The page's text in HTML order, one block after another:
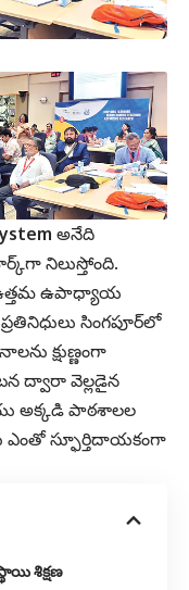
అనేది
నిలుస్తోంది.
ఉత్తమ ఉపాధ్యాయ
సింగపూర్‌లో
క్షుణ్ణంగా
ద్వారా వెల్లడైన
అక్కడి పాఠశాలల
ఎంతో స్ఫూర్తిదాయకంగా
శిక్షణ